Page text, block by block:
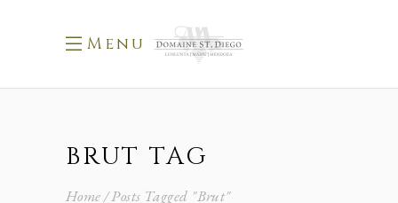
Menu
BRUT TAG
Home Posts Tagged "Brut"